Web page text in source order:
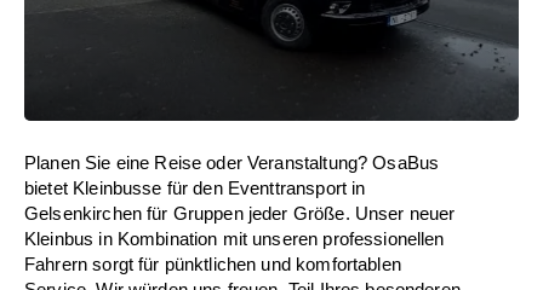
Planen Sie eine Reise oder Veranstaltung? OsaBus
bietet Kleinbusse für den Eventtransport in
Gelsenkirchen für Gruppen jeder Größe. Unser neuer
Kleinbus in Kombination mit unseren professionellen
Fahrern sorgt für pünktlichen und komfortablen